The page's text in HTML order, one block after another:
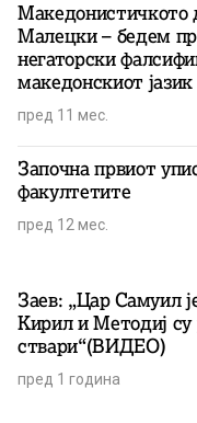
Македонистичкото
Малецки – бедем
негаторски
македонскиот јазик
пред 11 мес.
Започна првиот
факултетите
пред 12 мес.
Заев: „Цар Самуил
Кирил и Методиј су
ствари“(ВИДЕО)
пред 1 година